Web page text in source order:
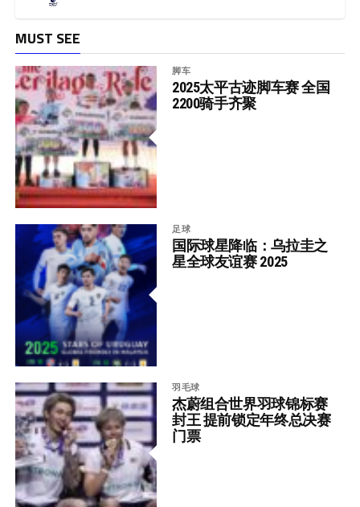
MUST SEE
脚车
2025太平古迹脚车赛 全国
2200骑手齐聚
足球
国际球星降临：乌拉圭之
星全球友谊赛 2025
羽毛球
杰蔚组合世界羽球锦标赛
封王 提前锁定年终总决赛
门票